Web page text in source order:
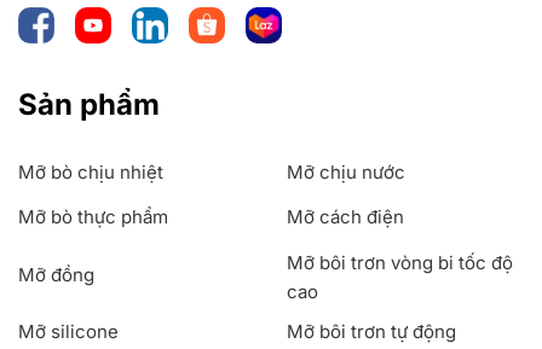
Sản phẩm
Mỡ bò chịu nhiệt
Mỡ chịu nước
Mỡ bò thực phẩm
Mỡ cách điện
Mỡ đồng
Mỡ bôi trơn vòng bi tốc độ
cao
Mỡ silicone
Mỡ bôi trơn tự động